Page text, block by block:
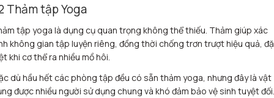
Thảm tập Yoga
tập yoga là dụng cụ quan trọng không thể thiếu. Thảm giúp xác
không gian tập luyện riêng, đồng thời chống trơn trượt hiệu quả,
khi cơ thể ra nhiều mồ hôi.
dù hầu hết các phòng tập đều có sẵn thảm yoga, nhưng đây là vật
được nhiều người sử dụng chung và khó đảm bảo vệ sinh tuyệt đối.